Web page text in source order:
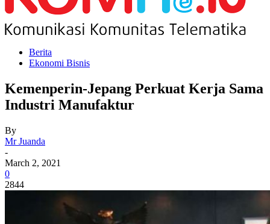
Berita
Ekonomi Bisnis
Kemenperin-Jepang Perkuat Kerja Sama
Industri Manufaktur
By
Mr Juanda
-
March 2, 2021
0
2844